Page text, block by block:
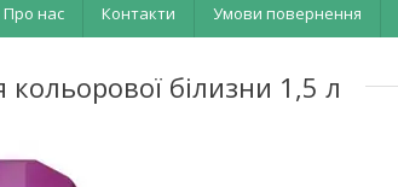
Про нас Контакти Умови повернення
білизни 1,5 л